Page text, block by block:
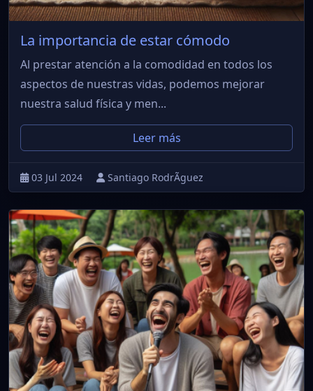
La importancia de estar cómodo
Al prestar atención a la comodidad en todos los
aspectos de nuestras vidas, podemos mejorar
nuestra salud física y men...
Leer más
03 Jul 2024 Santiago RodrÃ­guez